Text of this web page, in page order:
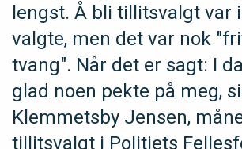
lengst. Å bli tillitsvalgt var
valgte, men det var nok
tvang". Når det er sagt: I
glad noen pekte på meg,
Klemmetsby Jensen,
tillitsvalgt i Politiets